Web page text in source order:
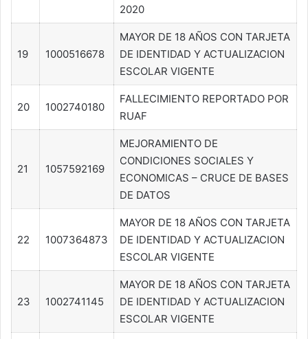
2020
19 1000516678
MAYOR DE 18 AÑOS CON TARJETA
DE IDENTIDAD Y ACTUALIZACION
ESCOLAR VIGENTE
20 1002740180
FALLECIMIENTO REPORTADO POR
RUAF
21 1057592169
MEJORAMIENTO DE
CONDICIONES SOCIALES Y
ECONOMICAS – CRUCE DE BASES
DE DATOS
22 1007364873
MAYOR DE 18 AÑOS CON TARJETA
DE IDENTIDAD Y ACTUALIZACION
ESCOLAR VIGENTE
23 1002741145
MAYOR DE 18 AÑOS CON TARJETA
DE IDENTIDAD Y ACTUALIZACION
ESCOLAR VIGENTE